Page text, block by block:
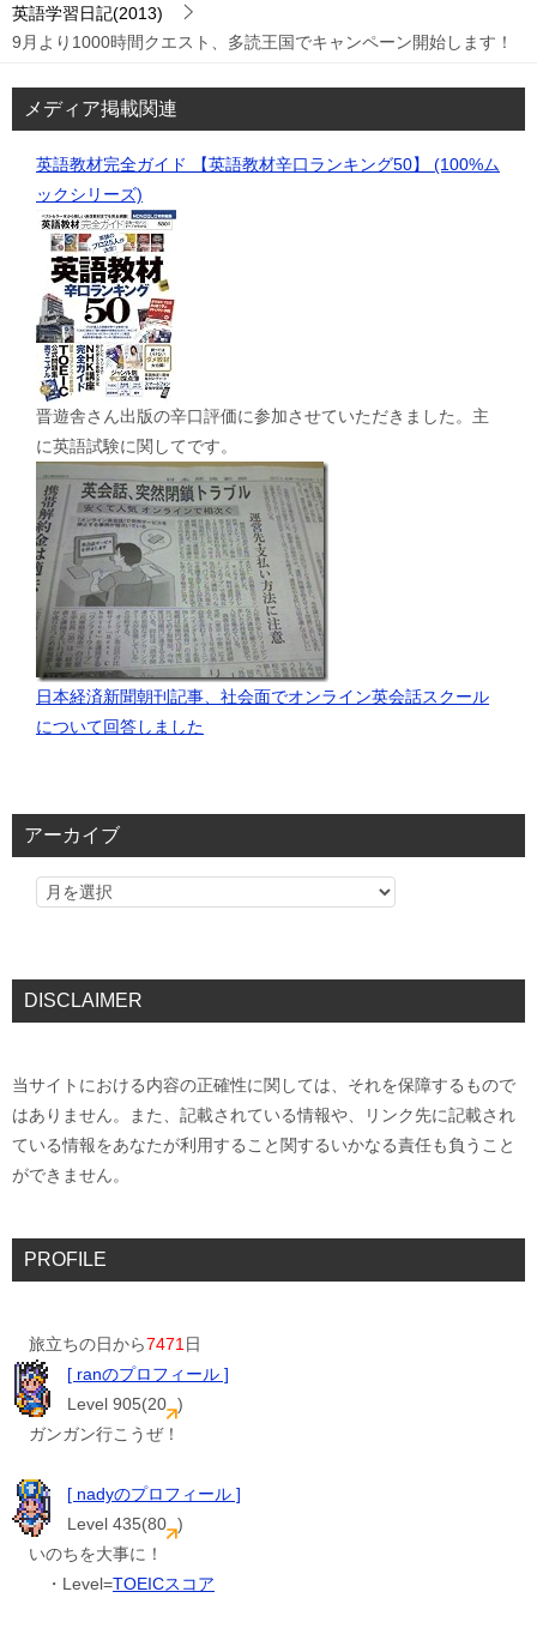
英語学習日記(2013)
9月より1000時間クエスト、多読王国でキャンペーン開始します！
メディア掲載関連
英語教材完全ガイド 【英語教材辛口ランキング50】 (100%ム
ックシリーズ)
晋遊舎さん出版の辛口評価に参加させていただきました。主
に英語試験に関してです。
日本経済新聞朝刊記事、社会面でオンライン英会話スクール
について回答しました
アーカイブ
DISCLAIMER
当サイトにおける内容の正確性に関しては、それを保障するもので
はありません。また、記載されている情報や、リンク先に記載され
ている情報をあなたが利用すること関するいかなる責任も負うこと
ができません。
PROFILE
旅立ちの日から7471日
[ ranのプロフィール ]
Level 905(20 )
ガンガン行こうぜ！
[ nadyのプロフィール ]
Level 435(80 )
いのちを大事に！
・Level=TOEICスコア